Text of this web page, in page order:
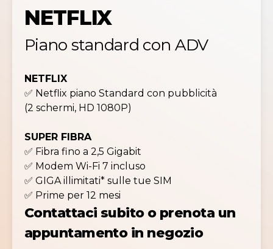
NETFLIX
Piano standard con ADV
NETFLIX
✅ Netflix piano Standard con pubblicità
(2 schermi, HD 1080P)
SUPER FIBRA
✅ Fibra fino a 2,5 Gigabit
✅ Modem Wi-Fi 7 incluso
✅ GIGA illimitati* sulle tue SIM
✅ Prime per 12 mesi
Contattaci subito o prenota un
appuntamento in negozio